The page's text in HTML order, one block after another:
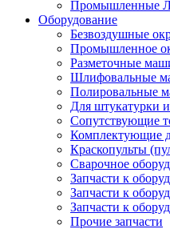
Промышленные
Оборудование
Безвоздушные
Промышленное
Разметочные
Шлифовальные
Полировальные
Для штукатурки
Сопутствующие
Комплектующие
Краскопульты
Сварочное
Запчасти к
Запчасти к
Запчасти к
Прочие запчасти